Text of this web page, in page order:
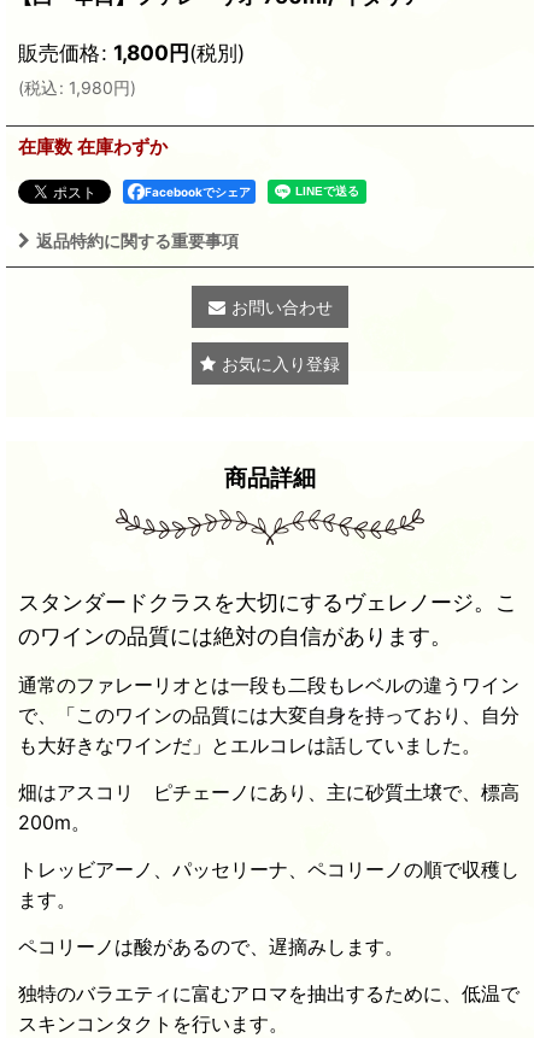
販売価格: 1,800円(税別)
(税込: 1,980円)
在庫数 在庫わずか
Facebookでシェア
返品特約に関する重要事項
お問い合わせ
お気に入り登録
商品詳細
スタンダードクラスを大切にするヴェレノージ。こ
のワインの品質には絶対の自信があります。
通常のファレーリオとは一段も二段もレベルの違うワイン
で、「このワインの品質には大変自身を持っており、自分
も大好きなワインだ」とエルコレは話していました。
畑はアスコリ ピチェーノにあり、主に砂質土壌で、標高
200ⅿ。
トレッビアーノ、パッセリーナ、ペコリーノの順で収穫し
ます。
ペコリーノは酸があるので、遅摘みします。
独特のバラエティに富むアロマを抽出するために、低温で
スキンコンタクトを行います。